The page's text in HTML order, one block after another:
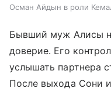
Осман Айдын в роли
Бывший муж Алисы
доверие. Его
услышать партнера
После выхода Сони